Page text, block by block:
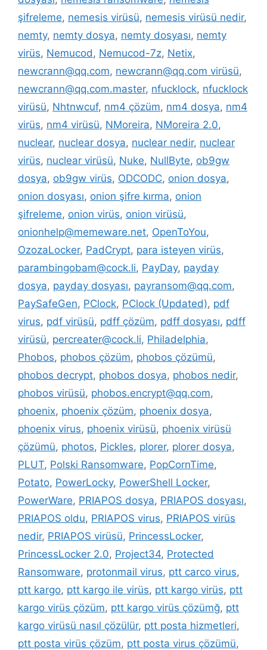
şifreleme, nemesis virüsü, nemesis virüsü nedir,
nemty, nemty dosya, nemty dosyası, nemty
virüs, Nemucod, Nemucod-7z, Netix,
newcrann@qq.com, newcrann@qq.com virüsü,
newcrann@qq.com.master, nfucklock, nfucklock
virüsü, Nhtnwcuf, nm4 çözüm, nm4 dosya, nm4
virüs, nm4 virüsü, NMoreira, NMoreira 2.0,
nuclear, nuclear dosya, nuclear nedir, nuclear
virüs, nuclear virüsü, Nuke, NullByte, ob9gw
dosya, ob9gw virüs, ODCODC, onion dosya,
onion dosyası, onion şifre kırma, onion
şifreleme, onion virüs, onion virüsü,
onionhelp@memeware.net, OpenToYou,
OzozaLocker, PadCrypt, para isteyen virüs,
parambingobam@cock.li, PayDay, payday
dosya, payday dosyası, payransom@qq.com,
PaySafeGen, PClock, PClock (Updated), pdf
virus, pdf virüsü, pdff çözüm, pdff dosyası, pdff
virüsü, percreater@cock.li, Philadelphia,
Phobos, phobos çözüm, phobos çözümü,
phobos decrypt, phobos dosya, phobos nedir,
phobos virüsü, phobos.encrypt@qq.com,
phoenix, phoenix çözüm, phoenix dosya,
phoenix virus, phoenix virüsü, phoenix virüsü
çözümü, photos, Pickles, plorer, plorer dosya,
PLUT, Polski Ransomware, PopCornTime,
Potato, PowerLocky, PowerShell Locker,
PowerWare, PRIAPOS dosya, PRIAPOS dosyası,
PRIAPOS oldu, PRIAPOS virus, PRIAPOS virüs
nedir, PRIAPOS virüsü, PrincessLocker,
PrincessLocker 2.0, Project34, Protected
Ransomware, protonmail virus, ptt carco virus,
ptt kargo, ptt kargo ile virüs, ptt kargo virüs, ptt
kargo virüs çözüm, ptt kargo virüs çözümğ, ptt
kargo virüsü nasıl çözülür, ptt posta hizmetleri,
ptt posta virüs çözüm, ptt posta virus çözümü,